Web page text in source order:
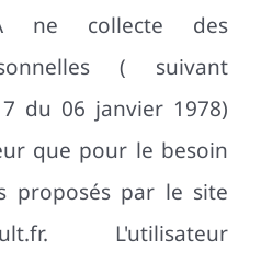
ne collecte des
( suivant
du 06 janvier 1978)
que pour le besoin
proposés par le site
L'utilisateur